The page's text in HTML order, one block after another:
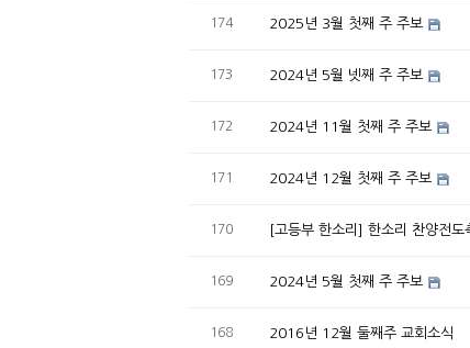
174 2025년 3월 첫째 주 주보
173 2024년 5월 넷째 주 주보
172 2024년 11월 첫째 주 주보
171 2024년 12월 첫째 주 주보
170 [고등부 한소리] 한소리 찬양전
169 2024년 5월 첫째 주 주보
168 2016년 12월 둘째주 교회소식